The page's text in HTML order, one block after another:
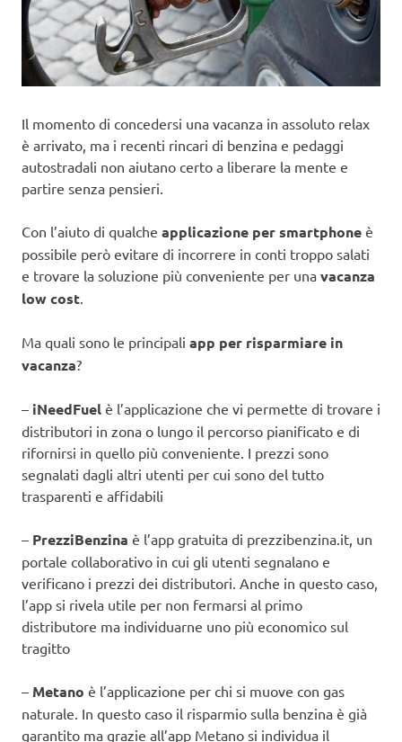
Il momento di concedersi una vacanza in assoluto relax
è arrivato, ma i recenti rincari di benzina e pedaggi
autostradali non aiutano certo a liberare la mente e
partire senza pensieri.
Con l’aiuto di qualche applicazione per smartphone è
possibile però evitare di incorrere in conti troppo salati
e trovare la soluzione più conveniente per una vacanza
low cost.
Ma quali sono le principali app per risparmiare in
vacanza?
– iNeedFuel è l’applicazione che vi permette di trovare i
distributori in zona o lungo il percorso pianificato e di
rifornirsi in quello più conveniente. I prezzi sono
segnalati dagli altri utenti per cui sono del tutto
trasparenti e affidabili
– PrezziBenzina è l’app gratuita di prezzibenzina.it, un
portale collaborativo in cui gli utenti segnalano e
verificano i prezzi dei distributori. Anche in questo caso,
l’app si rivela utile per non fermarsi al primo
distributore ma individuarne uno più economico sul
tragitto
– Metano è l’applicazione per chi si muove con gas
naturale. In questo caso il risparmio sulla benzina è già
garantito ma grazie all’app Metano si individua il